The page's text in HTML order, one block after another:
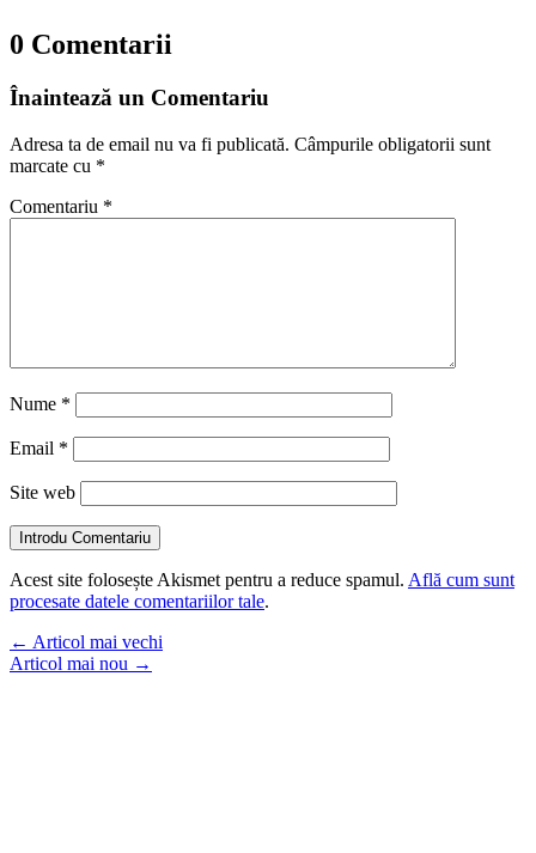
0 Comentarii
Înaintează un Comentariu
Adresa ta de email nu va fi publicată. Câmpurile obligatorii sunt
marcate cu *
Comentariu *
Nume *
Email *
Site web
Introdu Comentariu
Acest site folosește Akismet pentru a reduce spamul. Află cum sunt
procesate datele comentariilor tale.
← Articol mai vechi
Articol mai nou →